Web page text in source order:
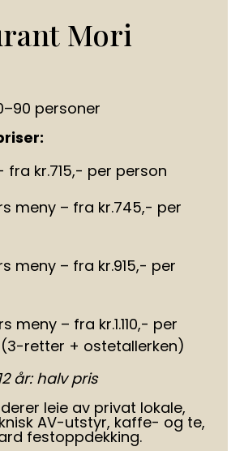
Mori
personer
fra kr.715,- per person
meny – fra kr.745,- per
meny – fra kr.915,- per
meny – fra kr.1.110,- per
retter + ostetallerken)
år: halv pris
leie av privat lokale,
AV-utstyr, kaffe- og te,
festoppdekking.